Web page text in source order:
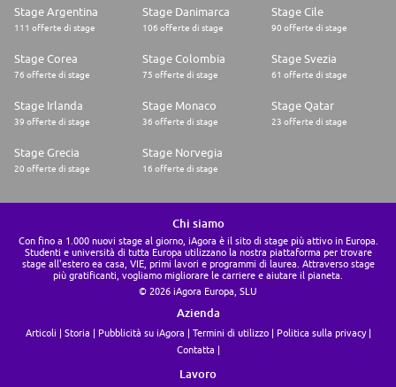
Stage Argentina
111 offerte di stage
Stage Danimarca
106 offerte di stage
Stage Cile
90 offerte di stage
Stage Corea
76 offerte di stage
Stage Colombia
75 offerte di stage
Stage Svezia
61 offerte di stage
Stage Irlanda
39 offerte di stage
Stage Monaco
36 offerte di stage
Stage Qatar
23 offerte di stage
Stage Grecia
20 offerte di stage
Stage Norvegia
16 offerte di stage
Chi siamo
Con fino a 1.000 nuovi stage al giorno, iAgora è il sito di stage più attivo in Europa.
Studenti e università di tutta Europa utilizzano la nostra piattaforma per trovare
stage all'estero ea casa, VIE, primi lavori e programmi di laurea. Attraverso stage
più gratificanti, vogliamo migliorare le carriere e aiutare il pianeta.
© 2026 iAgora Europa, SLU
Azienda
Articoli Storia Pubblicità su iAgora Termini di utilizzo
Politica sulla privacy
Contatta
Lavoro